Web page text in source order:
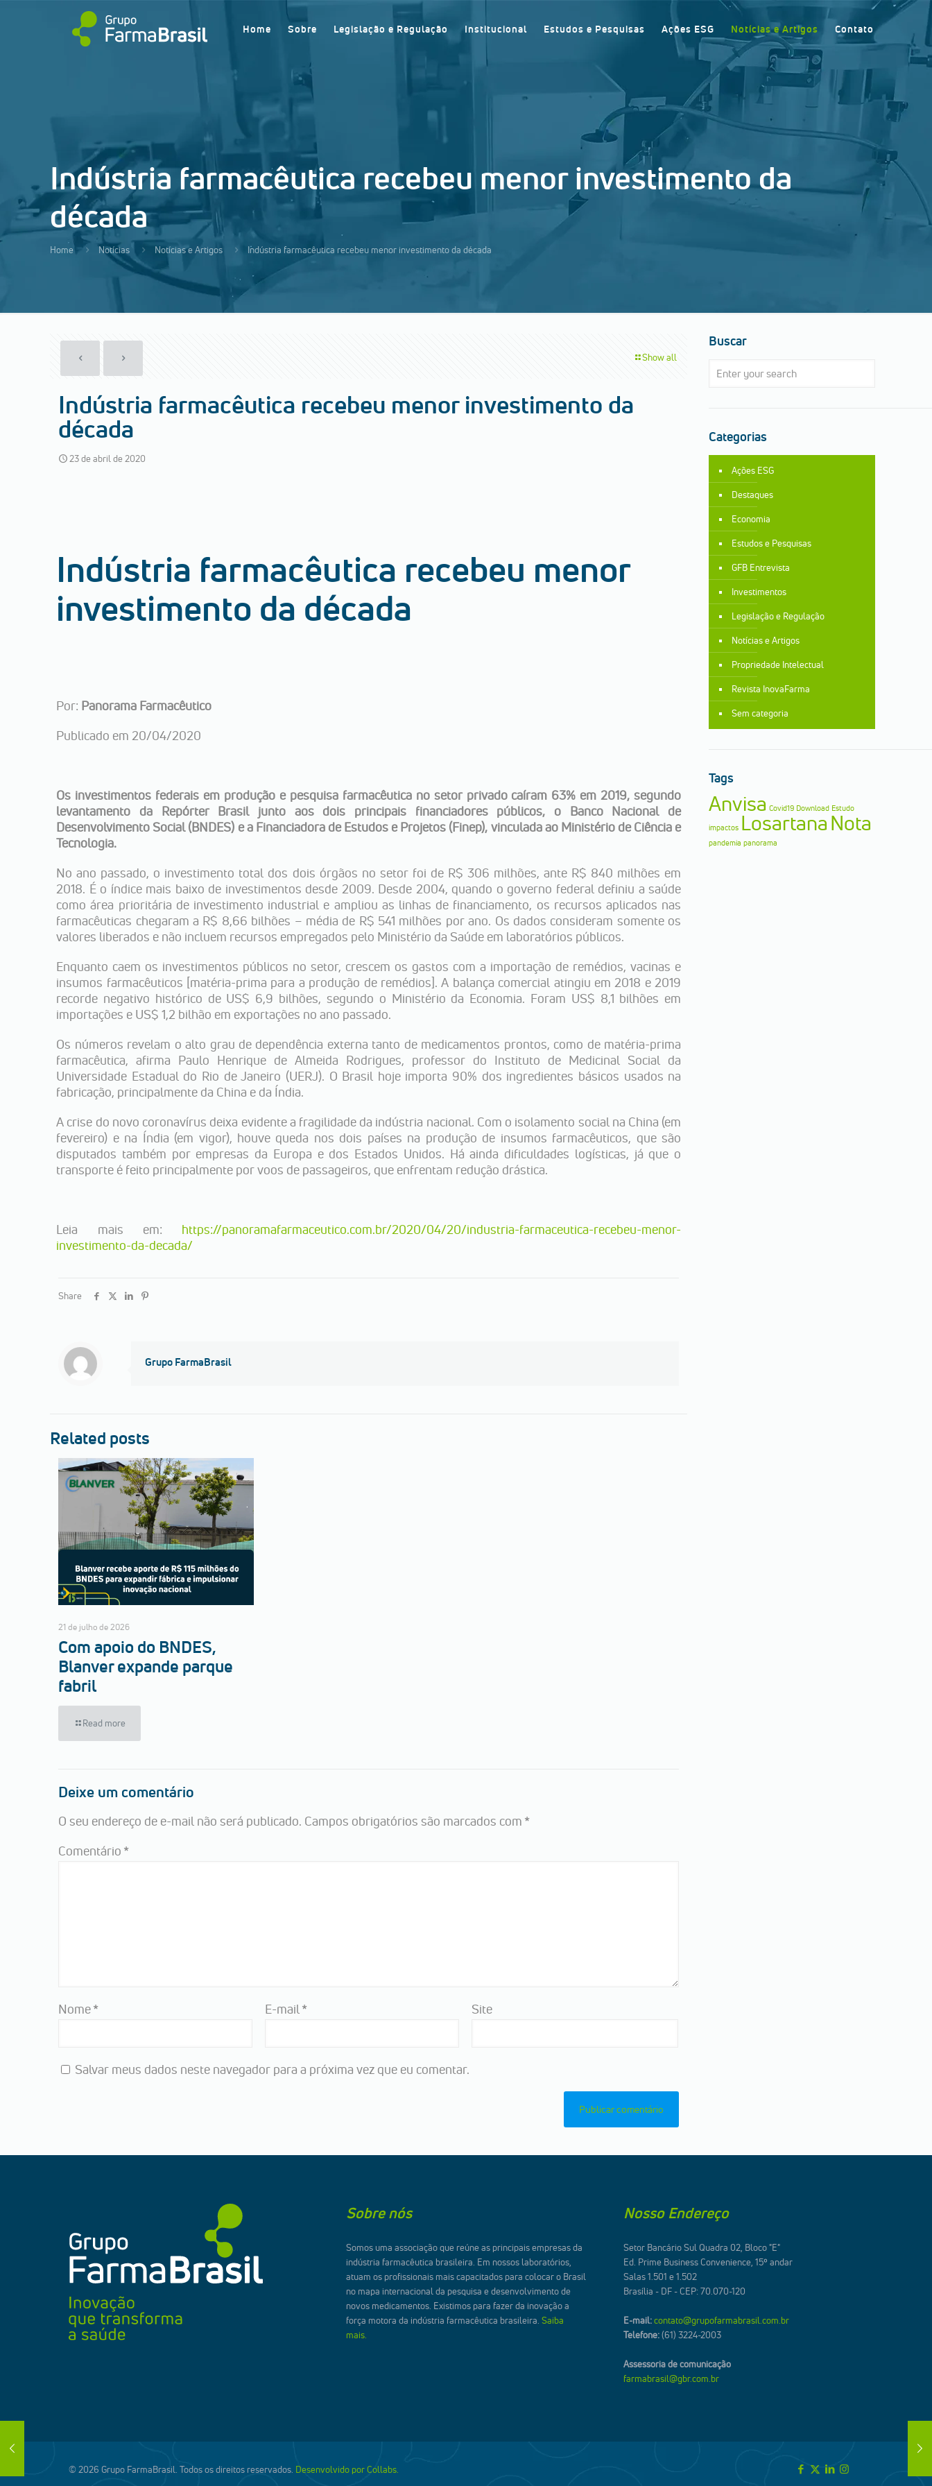
Home Sobre Legislação e Regulação Institucional Estudos e Pesquisas Ações ESG Notícias e Artigos Contato
Indústria farmacêutica recebeu menor investimento da
década
Home Notícias Notícias e Artigos Indústria farmacêutica recebeu menor investimento da década
Show all
Indústria farmacêutica recebeu menor investimento da
década
23 de abril de 2020
Indústria farmacêutica recebeu menor
investimento da década
Por: Panorama Farmacêutico
Publicado em 20/04/2020
Os investimentos federais em produção e pesquisa farmacêutica no setor privado caíram 63% em 2019, segundo
levantamento da Repórter Brasil junto aos dois principais financiadores públicos, o Banco Nacional de
Desenvolvimento Social (BNDES) e a Financiadora de Estudos e Projetos (Finep), vinculada ao Ministério de Ciência e
Tecnologia.
No ano passado, o investimento total dos dois órgãos no setor foi de R$ 306 milhões, ante R$ 840 milhões em
2018. É o índice mais baixo de investimentos desde 2009. Desde 2004, quando o governo federal definiu a saúde
como área prioritária de investimento industrial e ampliou as linhas de financiamento, os recursos aplicados nas
farmacêuticas chegaram a R$ 8,66 bilhões – média de R$ 541 milhões por ano. Os dados consideram somente os
valores liberados e não incluem recursos empregados pelo Ministério da Saúde em laboratórios públicos.
Enquanto caem os investimentos públicos no setor, crescem os gastos com a importação de remédios, vacinas e
insumos farmacêuticos [matéria-prima para a produção de remédios]. A balança comercial atingiu em 2018 e 2019
recorde negativo histórico de US$ 6,9 bilhões, segundo o Ministério da Economia. Foram US$ 8,1 bilhões em
importações e US$ 1,2 bilhão em exportações no ano passado.
Os números revelam o alto grau de dependência externa tanto de medicamentos prontos, como de matéria-prima
farmacêutica, afirma Paulo Henrique de Almeida Rodrigues, professor do Instituto de Medicinal Social da
Universidade Estadual do Rio de Janeiro (UERJ). O Brasil hoje importa 90% dos ingredientes básicos usados na
fabricação, principalmente da China e da Índia.
A crise do novo coronavírus deixa evidente a fragilidade da indústria nacional. Com o isolamento social na China (em
fevereiro) e na Índia (em vigor), houve queda nos dois países na produção de insumos farmacêuticos, que são
disputados também por empresas da Europa e dos Estados Unidos. Há ainda dificuldades logísticas, já que o
transporte é feito principalmente por voos de passageiros, que enfrentam redução drástica.
Leia mais em: https://panoramafarmaceutico.com.br/2020/04/20/industria-farmaceutica-recebeu-menor-
investimento-da-decada/
Share
Grupo FarmaBrasil
Related posts
21 de julho de 2026
Com apoio do BNDES,
Blanver expande parque
fabril
Read more
Deixe um comentário
O seu endereço de e-mail não será publicado. Campos obrigatórios são marcados com *
Comentário *
Nome* E-mail* Site
Salvar meus dados neste navegador para a próxima vez que eu comentar.
Buscar
Categorias
Ações ESG
Destaques
Economia
Estudos e Pesquisas
GFB Entrevista
Investimentos
Legislação e Regulação
Notícias e Artigos
Propriedade Intelectual
Revista InovaFarma
Sem categoria
Tags
Anvisa Covid19 Download Estudo
impactos LosartanaNota
pandemia panorama
Sobre nós
Somos uma associação que reúne as principais empresas da
indústria farmacêutica brasileira. Em nossos laboratórios,
atuam os profissionais mais capacitados para colocar o Brasil
no mapa internacional da pesquisa e desenvolvimento de
novos medicamentos. Existimos para fazer da inovação a
força motora da indústria farmacêutica brasileira. Saiba
mais.
Nosso Endereço
Setor Bancário Sul Quadra 02, Bloco "E"
Ed. Prime Business Convenience, 15º andar
Salas 1.501 e 1.502
Brasília - DF - CEP: 70.070-120
E-mail:contato@grupofarmabrasil.com.br
Telefone:(61) 3224-2003
Assessoria de comunicação
farmabrasil@gbr.com.br
© 2026 Grupo FarmaBrasil. Todos os direitos reservados. Desenvolvido por Collabs.